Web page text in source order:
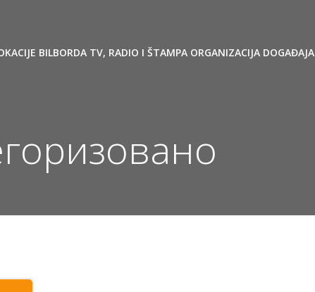
BILBORDA TV, RADIO I ŠTAMPA ORGANIZACIJA DOGAĐAJA